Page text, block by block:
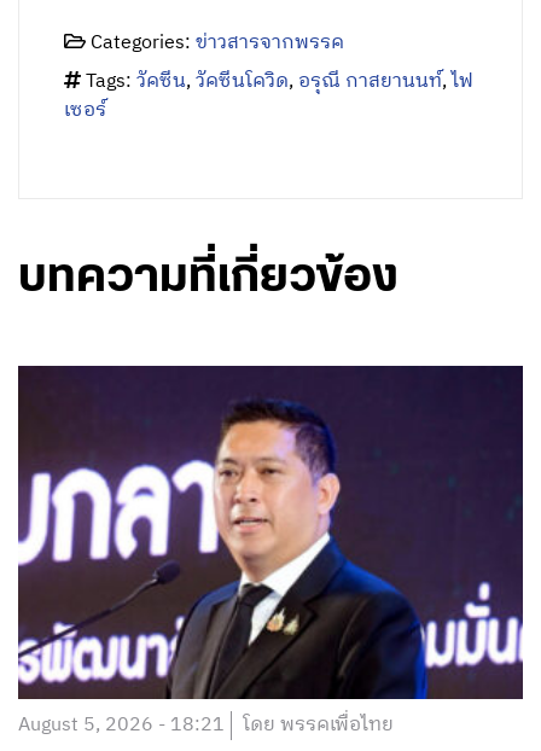
Categories:ข่าวสารจากพรรค
Tags:วัคซีน,วัคซีนโควิด,อรุณี กาสยานนท์,ไฟ
เซอร์
บทความที่เกี่ยวข้อง
August 5, 2026 - 18:21 โดย พรรคเพื่อไทย